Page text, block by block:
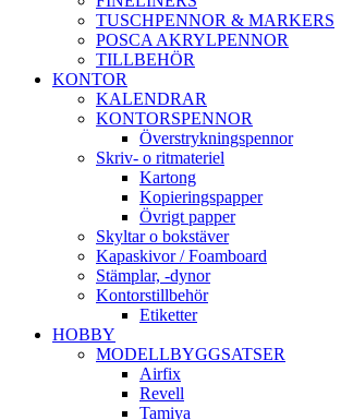
TUSCHPENNOR & MARKERS
POSCA AKRYLPENNOR
TILLBEHÖR
KONTOR
KALENDRAR
KONTORSPENNOR
Överstrykningspennor
Skriv- o ritmateriel
Kartong
Kopieringspapper
Övrigt papper
Skyltar o bokstäver
Kapaskivor / Foamboard
Stämplar, -dynor
Kontorstillbehör
Etiketter
HOBBY
MODELLBYGGSATSER
Airfix
Revell
Tamiya